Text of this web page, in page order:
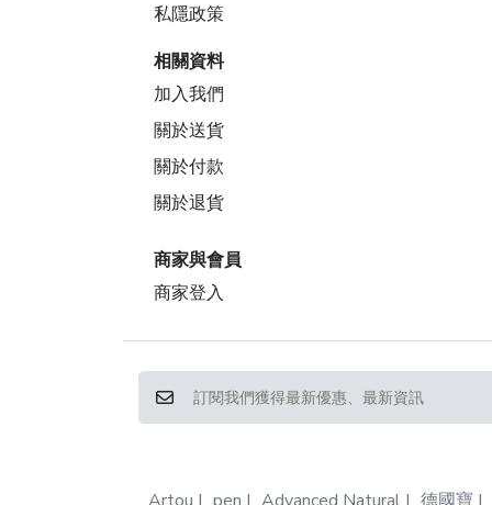
私隱政策
相關資料
加入我們
關於送貨
關於付款
關於退貨
商家與會員
商家登入